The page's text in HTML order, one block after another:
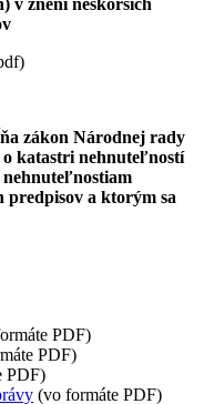
zákon Národnej rady
o katastri nehnuteľností
nehnuteľnostiam
predpisov a ktorým sa
PDF)
PDF)
PDF)
(vo formáte PDF)